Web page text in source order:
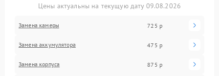
Цены актуальны на текущую дату 09.08.2026
Замена камеры 725 р
Замена аккумулятора 475 р
Замена корпуса 875 р